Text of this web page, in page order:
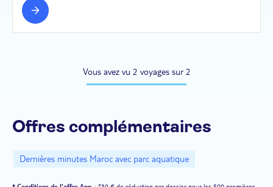
Vous avez vu 2 voyages sur 2
Offres complémentaires
Dernières minutes Maroc avec parc aquatique